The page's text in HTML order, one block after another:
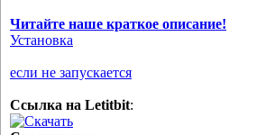
Читайте наше краткое описание!
Установка
если не запускается
Ссылка на Letitbit:
Скачать